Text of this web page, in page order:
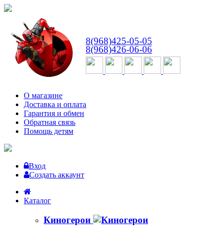
8(968)425-05-05
8(968)426-06-06
О магазине
Доставка и оплата
Гарантия и обмен
Обратная связь
Помощь детям
Вход
Создать аккаунт
Каталог
Киногерои